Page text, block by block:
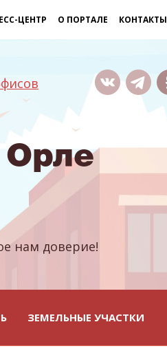
ЦЕНТР О ПОРТАЛЕ КОНТАКТЫ
Орле
нам доверие!
ЗЕМЕЛЬНЫЕ УЧАСТКИ